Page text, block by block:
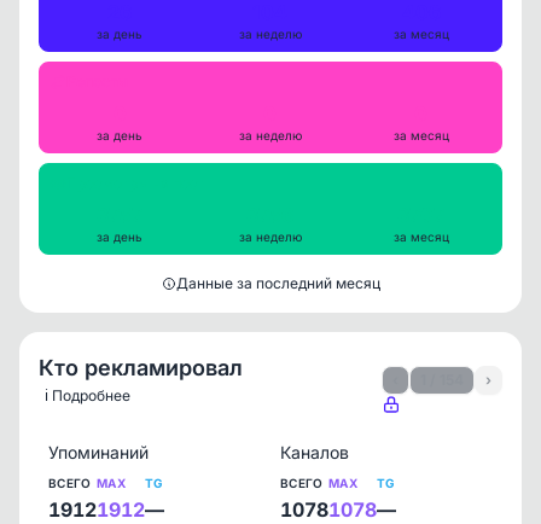
за день за неделю за месяц
за день за неделю за месяц
за день за неделю за месяц
Данные за последний месяц
Кто рекламировал
ℹ️ Подробнее
›
Упоминаний
ВСЕГО
1912
MAX
1912
TG
—
Каналов
ВСЕГО
1078
MAX
1078
TG
—